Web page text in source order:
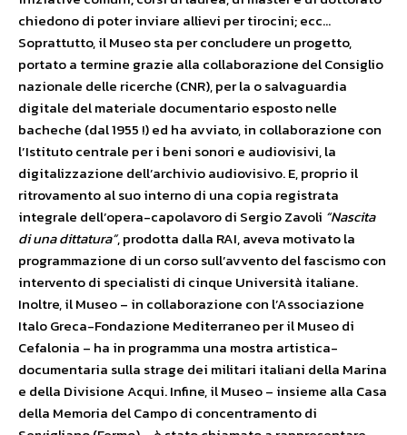
chiedono di poter inviare allievi per tirocini; ecc…
Soprattutto, il Museo sta per concludere un progetto,
portato a termine grazie alla collaborazione del Consiglio
nazionale delle ricerche (CNR), per la o salvaguardia
digitale del materiale documentario esposto nelle
bacheche (dal 1955 !) ed ha avviato, in collaborazione con
l’Istituto centrale per i beni sonori e audiovisivi, la
digitalizzazione dell’archivio audiovisivo. E, proprio il
ritrovamento al suo interno di una copia registrata
integrale dell’opera-capolavoro di Sergio Zavoli “Nascita
di una dittatura”, prodotta dalla RAI, aveva motivato la
programmazione di un corso sull’avvento del fascismo con
intervento di specialisti di cinque Università italiane.
Inoltre, il Museo – in collaborazione con l’Associazione
Italo Greca-Fondazione Mediterraneo per il Museo di
Cefalonia – ha in programma una mostra artistica-
documentaria sulla strage dei militari italiani della Marina
e della Divisione Acqui. Infine, il Museo – insieme alla Casa
della Memoria del Campo di concentramento di